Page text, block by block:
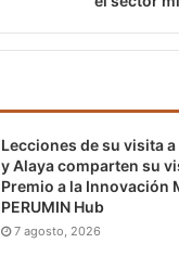
Lecciones de su visita
y Alaya comparten su
Premio a la Innovación
PERUMIN Hub
7 agosto, 2026